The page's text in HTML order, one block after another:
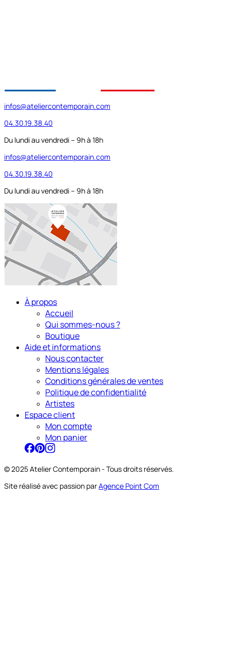
infos@ateliercontemporain.com
04.30.19.38.40
Du lundi au vendredi – 9h à 18h
infos@ateliercontemporain.com
04.30.19.38.40
Du lundi au vendredi – 9h à 18h
À propos
Accueil
Qui sommes-nous ?
Boutique
Aide et informations
Nous contacter
Mentions légales
Conditions générales de ventes
Politique de confidentialité
Artistes
Espace client
Mon compte
Mon panier
© 2025 Atelier Contemporain - Tous droits réservés.
Site réalisé avec passion parAgence Point Com